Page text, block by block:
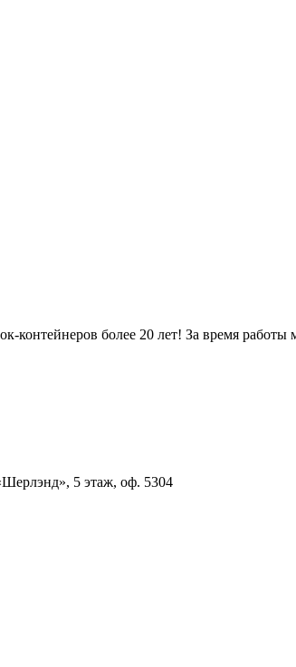
более 20 лет! За время
5 этаж, оф. 5304